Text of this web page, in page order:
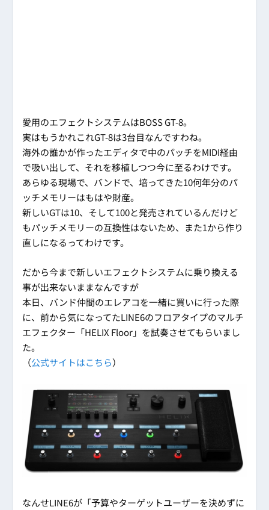
愛用のエフェクトシステムはBOSS GT-8。
実はもうかれこれGT-8は3台目なんですわね。
海外の誰かが作ったエディタで中のパッチをMIDI経由
で吸い出して、それを移植しつつ今に至るわけです。
あらゆる現場で、バンドで、培ってきた10何年分のパ
ッチメモリーはもはや財産。
新しいGTは10、そして100と発売されているんだけど
もパッチメモリーの互換性はないため、また1から作り
直しになるってわけです。
だから今まで新しいエフェクトシステムに乗り換える
事が出来ないままなんですが
本日、バンド仲間のエレアコを一緒に買いに行った際
に、前から気になってたLINE6のフロアタイプのマルチ
エフェクター「HELIX Floor」を試奏させてもらいまし
た。
（公式サイトはこちら）
なんせLINE6が「予算やターゲットユーザーを決めずに